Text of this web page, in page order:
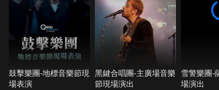
鼓擊樂團-地標音樂節現
場表演
黑鍵合唱團-主廣場音樂
節現場演出
雪警樂團-
場演出